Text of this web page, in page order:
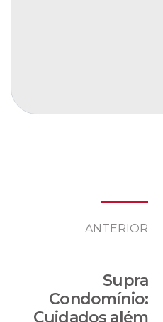
ANTERIOR
Supra
Condomínio:
Cuidados além